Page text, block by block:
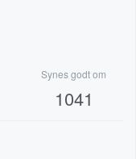
Synes godt om
1041